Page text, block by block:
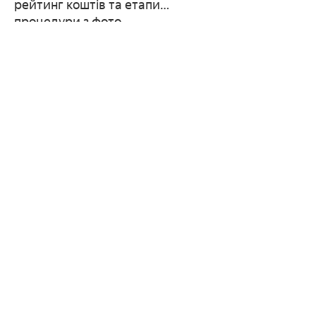
рейтинг коштів та етапи
процедури з фото